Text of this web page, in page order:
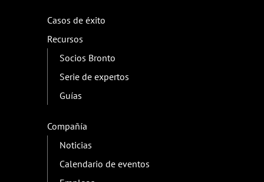
Casos de éxito
Recursos
Socios Bronto
Serie de expertos
Guías
Compañía
Noticias
Calendario de eventos